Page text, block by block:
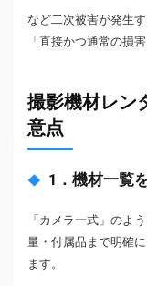
など二次被害が発生
「直接かつ通常の損
撮影機材レン
意点
1．機材一覧
「カメラ一式」のよ
量・付属品まで明確
ます。